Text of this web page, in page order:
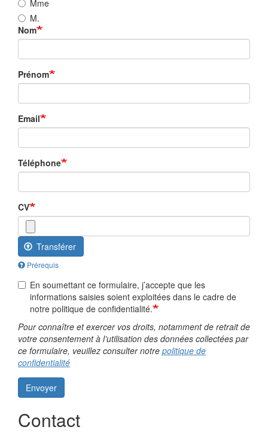
Mme
M.
Nom
Prénom
Email
Téléphone
CV
Transférer
Prérequis
En soumettant ce formulaire, j’accepte que les
informations saisies soient exploitées dans le cadre de
notre politique de confidentialité.
Pour connaître et exercer vos droits, notamment de retrait de
votre consentement à l’utilisation des données collectées par
ce formulaire, veuillez consulter notre politique de
confidentialité
Envoyer
Contact